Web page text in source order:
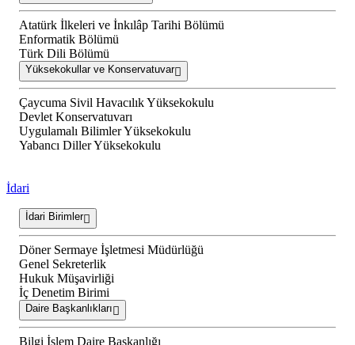
Atatürk İlkeleri ve İnkılâp Tarihi Bölümü
Enformatik Bölümü
Türk Dili Bölümü
Yüksekokullar ve Konservatuvar
Çaycuma Sivil Havacılık Yüksekokulu
Devlet Konservatuvarı
Uygulamalı Bilimler Yüksekokulu
Yabancı Diller Yüksekokulu
İdari
İdari Birimler
Döner Sermaye İşletmesi Müdürlüğü
Genel Sekreterlik
Hukuk Müşavirliği
İç Denetim Birimi
Daire Başkanlıkları
Bilgi İşlem Daire Başkanlığı